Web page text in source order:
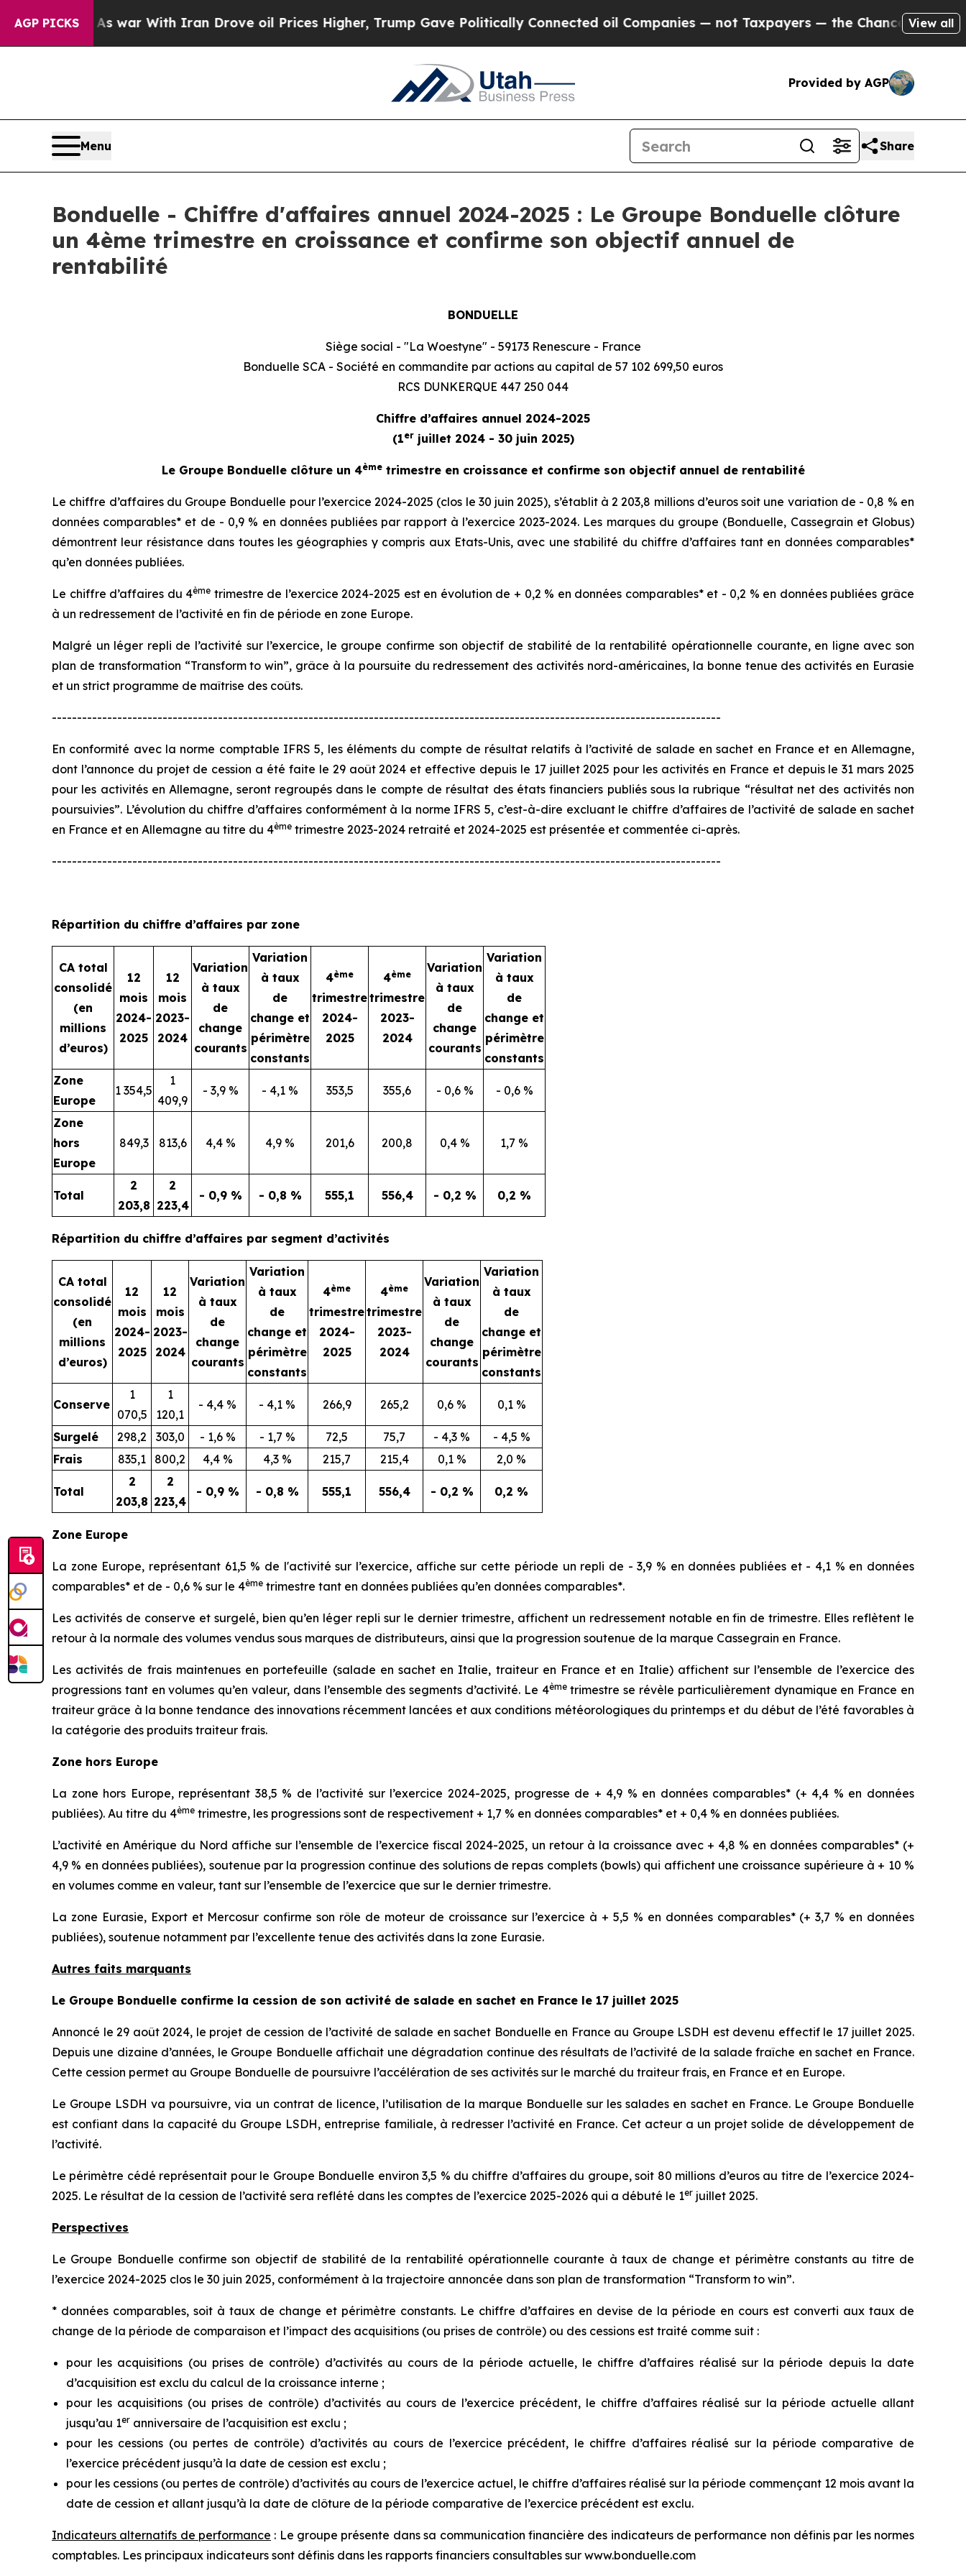
AGP PICKS
As war With Iran Drove oil Prices Higher, Trump Gave Politically Connected oil Companies — not Taxpayers — the Chance to Cash in on Publicly
View all
Provided by AGP
Menu Share
Bonduelle - Chiffre d'affaires annuel 2024-2025 : Le Groupe Bonduelle clôture
un 4ème trimestre en croissance et confirme son objectif annuel de
rentabilité
BONDUELLE
Siège social - "La Woestyne" - 59173 Renescure - France
Bonduelle SCA - Société en commandite par actions au capital de 57 102 699,50 euros
RCS DUNKERQUE 447 250 044
Chiffre d’affaires annuel 2024-2025
(1erjuillet 2024 - 30 juin 2025)
Le Groupe Bonduelle clôture un 4èmetrimestre en croissance et confirme son objectif annuel de rentabilité
Le chiffre d’affaires du Groupe Bonduelle pour l’exercice 2024-2025 (clos le 30 juin 2025), s’établit à 2 203,8 millions d’euros soit une variation de - 0,8 % en
données comparables* et de - 0,9 % en données publiées par rapport à l’exercice 2023-2024. Les marques du groupe (Bonduelle, Cassegrain et Globus)
démontrent leur résistance dans toutes les géographies y compris aux Etats-Unis, avec une stabilité du chiffre d’affaires tant en données comparables*
qu’en données publiées.
Le chiffre d’affaires du 4ème trimestre de l’exercice 2024-2025 est en évolution de + 0,2 % en données comparables* et - 0,2 % en données publiées grâce
à un redressement de l’activité en fin de période en zone Europe.
Malgré un léger repli de l’activité sur l’exercice, le groupe confirme son objectif de stabilité de la rentabilité opérationnelle courante, en ligne avec son
plan de transformation “Transform to win”, grâce à la poursuite du redressement des activités nord-américaines, la bonne tenue des activités en Eurasie
et un strict programme de maîtrise des coûts.
-------------------------------------------------------------------------------------------------------------------------------------
En conformité avec la norme comptable IFRS 5, les éléments du compte de résultat relatifs à l’activité de salade en sachet en France et en Allemagne,
dont l’annonce du projet de cession a été faite le 29 août 2024 et effective depuis le 17 juillet 2025 pour les activités en France et depuis le 31 mars 2025
pour les activités en Allemagne, seront regroupés dans le compte de résultat des états financiers publiés sous la rubrique “résultat net des activités non
poursuivies”. L’évolution du chiffre d’affaires conformément à la norme IFRS 5, c’est-à-dire excluant le chiffre d’affaires de l’activité de salade en sachet
en France et en Allemagne au titre du 4ème trimestre 2023-2024 retraité et 2024-2025 est présentée et commentée ci-après.
-------------------------------------------------------------------------------------------------------------------------------------
Répartition du chiffre d’affaires par zone
CA total
consolidé
(en
millions
d’euros)
12
mois
2024-
2025
12
mois
2023-
2024
Variation
à taux
de
change
courants
Variation
à taux
de
change et
périmètre
constants
4ème
trimestre
2024-
2025
4ème
trimestre
2023-
2024
Variation
à taux
de
change
courants
Variation
à taux
de
change et
périmètre
constants
Zone
Europe
1 354,5
1
409,9
- 3,9 % - 4,1 % 353,5 355,6 - 0,6 % - 0,6 %
Zone
hors
Europe
849,3 813,6 4,4 % 4,9 % 201,6 200,8 0,4 % 1,7 %
Total
2
203,8
2
223,4
- 0,9 % - 0,8 % 555,1 556,4 - 0,2 % 0,2 %
Répartition du chiffre d’affaires par segment d’activités
CA total
consolidé
(en
millions
d’euros)
12
mois
2024-
2025
12
mois
2023-
2024
Variation
à taux
de
change
courants
Variation
à taux
de
change et
périmètre
constants
4ème
trimestre
2024-
2025
4ème
trimestre
2023-
2024
Variation
à taux
de
change
courants
Variation
à taux
de
change et
périmètre
constants
Conserve
1
070,5
1
120,1
- 4,4 % - 4,1 % 266,9 265,2 0,6 % 0,1 %
Surgelé 298,2 303,0 - 1,6 % - 1,7 % 72,5 75,7 - 4,3 %
- 4,5 %
Frais
835,1 800,2 4,4 % 4,3 % 215,7 215,4 0,1 % 2,0 %
Total
2
203,8
2
223,4
- 0,9 % - 0,8 % 555,1 556,4 - 0,2 % 0,2 %
Zone Europe
La zone Europe, représentant 61,5 % de l'activité sur l’exercice, affiche sur cette période un repli de - 3,9 % en données publiées et - 4,1 % en données
comparables* et de - 0,6 % sur le 4ème trimestre tant en données publiées qu’en données comparables*.
Les activités de conserve et surgelé, bien qu’en léger repli sur le dernier trimestre, affichent un redressement notable en fin de trimestre. Elles reflètent le
retour à la normale des volumes vendus sous marques de distributeurs, ainsi que la progression soutenue de la marque Cassegrain en France.
Les activités de frais maintenues en portefeuille (salade en sachet en Italie, traiteur en France et en Italie) affichent sur l’ensemble de l’exercice des
progressions tant en volumes qu’en valeur, dans l’ensemble des segments d’activité. Le 4èmetrimestre se révèle particulièrement dynamique en France en
traiteur grâce à la bonne tendance des innovations récemment lancées et aux conditions météorologiques du printemps et du début de l’été favorables à
la catégorie des produits traiteur frais.
Zone hors Europe
La zone hors Europe, représentant 38,5 % de l’activité sur l’exercice 2024-2025, progresse de + 4,9 % en données comparables* (+ 4,4 % en données
publiées). Au titre du 4ème trimestre, les progressions sont de respectivement + 1,7 % en données comparables* et + 0,4 % en données publiées.
L’activité en Amérique du Nord affiche sur l’ensemble de l’exercice fiscal 2024-2025, un retour à la croissance avec + 4,8 % en données comparables* (+
4,9 % en données publiées), soutenue par la progression continue des solutions de repas complets (bowls) qui affichent une croissance supérieure à + 10 %
en volumes comme en valeur, tant sur l’ensemble de l’exercice que sur le dernier trimestre.
La zone Eurasie, Export et Mercosur confirme son rôle de moteur de croissance sur l’exercice à + 5,5 % en données comparables* (+ 3,7 % en données
publiées), soutenue notamment par l’excellente tenue des activités dans la zone Eurasie.
Autres faits marquants
Le Groupe Bonduelle confirme la cession de son activité de salade en sachet en France le 17 juillet 2025
Annoncé le 29 août 2024, le projet de cession de l’activité de salade en sachet Bonduelle en France au Groupe LSDH est devenu effectif le 17 juillet 2025.
Depuis une dizaine d’années, le Groupe Bonduelle affichait une dégradation continue des résultats de l’activité de la salade fraîche en sachet en France.
Cette cession permet au Groupe Bonduelle de poursuivre l’accélération de ses activités sur le marché du traiteur frais, en France et en Europe.
Le Groupe LSDH va poursuivre, via un contrat de licence, l’utilisation de la marque Bonduelle sur les salades en sachet en France. Le Groupe Bonduelle
est confiant dans la capacité du Groupe LSDH, entreprise familiale, à redresser l’activité en France. Cet acteur a un projet solide de développement de
l’activité.
Le périmètre cédé représentait pour le Groupe Bonduelle environ 3,5 % du chiffre d’affaires du groupe, soit 80 millions d’euros au titre de l’exercice 2024-
2025. Le résultat de la cession de l’activité sera reflété dans les comptes de l’exercice 2025-2026 qui a débuté le 1er juillet 2025.
Perspectives
Le Groupe Bonduelle confirme son objectif de stabilité de la rentabilité opérationnelle courante à taux de change et périmètre constants au titre de
l’exercice 2024-2025 clos le 30 juin 2025, conformément à la trajectoire annoncée dans son plan de transformation “Transform to win”.
* données comparables, soit à taux de change et périmètre constants. Le chiffre d’affaires en devise de la période en cours est converti aux taux de
change de la période de comparaison et l’impact des acquisitions (ou prises de contrôle) ou des cessions est traité comme suit :
pour les acquisitions (ou prises de contrôle) d’activités au cours de la période actuelle, le chiffre d’affaires réalisé sur la période depuis la date
d’acquisition est exclu du calcul de la croissance interne ;
pour les acquisitions (ou prises de contrôle) d’activités au cours de l’exercice précédent, le chiffre d’affaires réalisé sur la période actuelle allant
jusqu’au 1er anniversaire de l’acquisition est exclu ;
pour les cessions (ou pertes de contrôle) d’activités au cours de l’exercice précédent, le chiffre d’affaires réalisé sur la période comparative de
l’exercice précédent jusqu’à la date de cession est exclu ;
pour les cessions (ou pertes de contrôle) d’activités au cours de l’exercice actuel, le chiffre d’affaires réalisé sur la période commençant 12 mois avant la
date de cession et allant jusqu’à la date de clôture de la période comparative de l’exercice précédent est exclu.
Indicateurs alternatifs de performance : Le groupe présente dans sa communication financière des indicateurs de performance non définis par les normes
comptables. Les principaux indicateurs sont définis dans les rapports financiers consultables sur www.bonduelle.com